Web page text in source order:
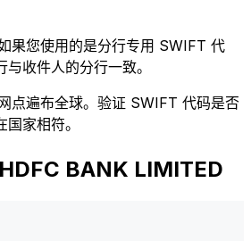
果您使用的是分行专用 SWIFT 代
收件人的分行一致。
点遍布全球。验证 SWIFT 代码是否
家相符。
BANK LIMITED